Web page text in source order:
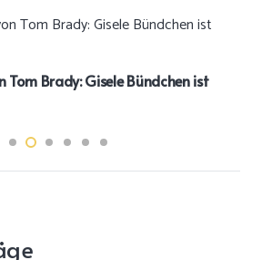
Tom Brady: Gisele Bündchen ist